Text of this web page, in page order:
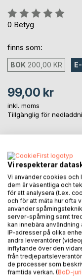
Betyg::
0%
0 Betyg
finns som:
BOK 200,00 KR
99,00 kr
inkl. moms
Tillgänglig för
Lägg till i kom-
Recensera titel
BESKRIVNING
Vi respekterar
Vi använder cookies och
dem är väsentliga och
för att analysera (t.ex.
och för att mäta hur ofta
använder
server-spårning samt
kan innebära
IP-adresser på olika
andra leverantörer
inflytande över den
från
de processer som
framtida verkan. (BoD-